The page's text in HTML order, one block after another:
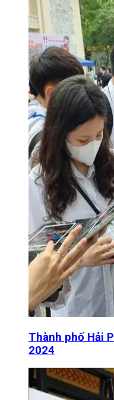
Thành phố Hải
2024